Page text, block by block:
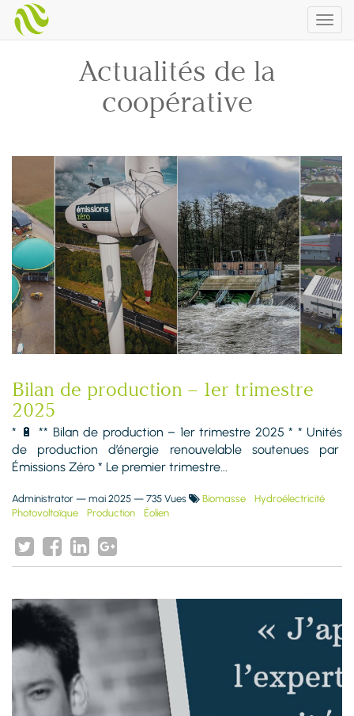
Actualités de la
coopérative
Bilan de production – 1er trimestre
2025
* 🔋 ** Bilan de production – 1er trimestre 2025 * * Unités
de production d’énergie renouvelable soutenues par
Émissions Zéro * Le premier trimestre...
Administrator — mai 2025 — 735 Vues Biomasse
Hydroélectricité
Photovoltaïque
Production Éolien